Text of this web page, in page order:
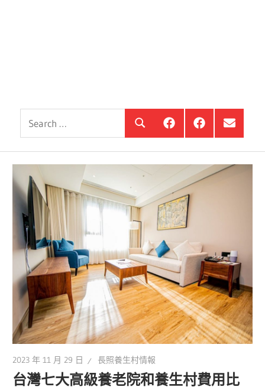
Search
銀
髮
住
宅
觀
投
資
銀
髮,
前
進
銀
海
選
單
項
目
2023 年 11 月 29 日 長照養生村情報
台灣七大高級養老院和養生村費用比